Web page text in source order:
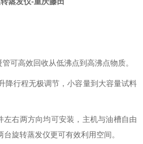
可高效回收从低沸点到高沸点物质。
降行程无极调节，小容量到大容量试料
左右两方向均可安装，主机与油槽自由
旋转蒸发仪更可有效利用空间。